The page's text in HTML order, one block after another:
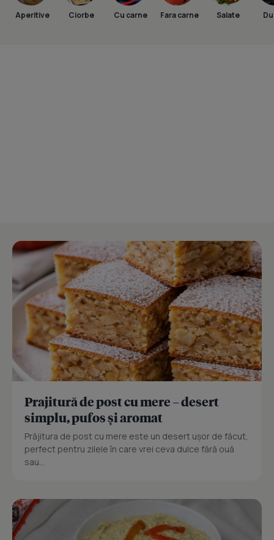
Aperitive Ciorbe Cu carne Fara carne Salate
Prajitură de post cu mere – desert
simplu, pufos și aromat
Prăjitura de post cu mere este un desert ușor de făcut,
perfect pentru zilele în care vrei ceva dulce fără ouă
sau...